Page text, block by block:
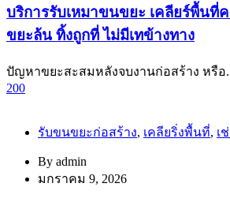
บริการรับเหมาขนขยะ เคลียร์พื้นที่
ขยะล้น ทิ้งถูกที่ ไม่มีเทข้างทาง
ปัญหาขยะสะสมหลังจบงานก่อสร้าง หรือ
200
รับขนขยะก่อสร้าง, เคลียริ่งพื้นที่, เ
By admin
มกราคม 9, 2026